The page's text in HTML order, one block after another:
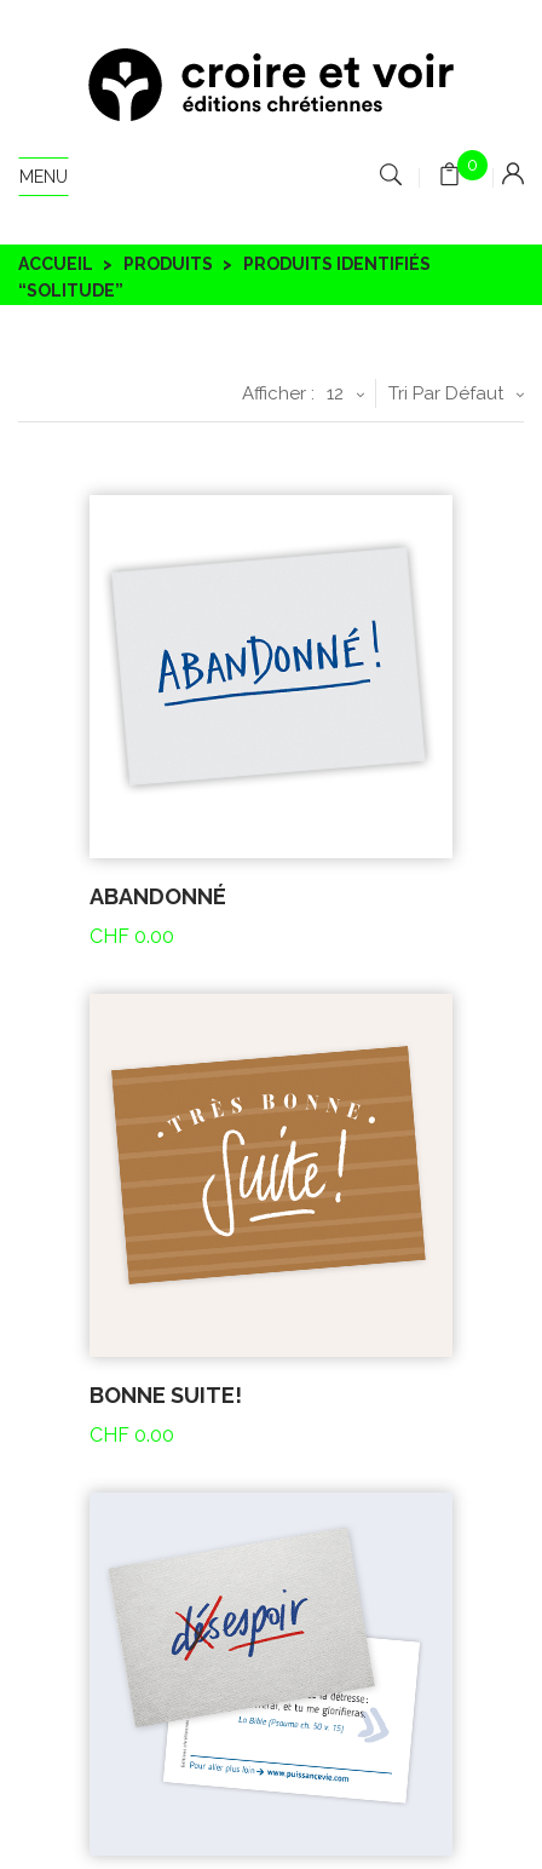
MENU
0
ACCUEIL PRODUITS
PRODUITS IDENTIFIÉS
“SOLITUDE”
Tri Par Défaut
Afficher : 12
ABANDONNÉ
CHF 0.00
BONNE SUITE!
CHF 0.00